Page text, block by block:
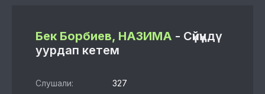
Бек Борбиев, НАЗИМА - Сүйүүңдү
уурдап кетем
Слушали:
327